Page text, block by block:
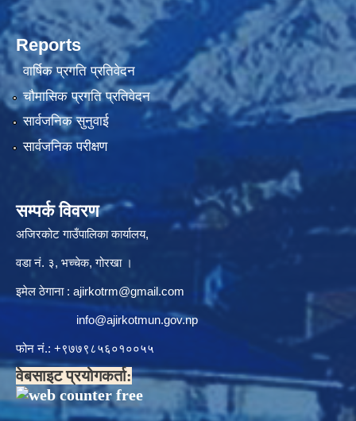
Reports
वार्षिक प्रगति प्रतिवेदन
चौमासिक प्रगति प्रतिवेदन
सार्वजनिक सुनुवाई
सार्वजनिक परीक्षण
सम्पर्क विवरण
अजिरकोट गाउँपालिका कार्यालय,
वडा नं. ३, भच्चेक, गोरखा ।
इमेल ठेगाना : ajirkotrm@gmail.com
info@ajirkotmun.gov.np
फोन नं.: ‍‌+९७७९८५६०१००५५
वेबसाइट प्रयोगकर्ता: